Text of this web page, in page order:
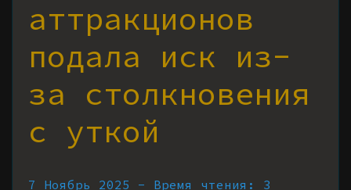
аттракционов
подала иск из-
за столкновения
с уткой
7 Ноябрь 2025 - Время чтения: 3